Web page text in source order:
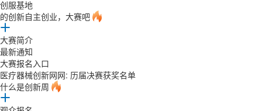
创服基地
的创新自主创业，大赛吧
大赛简介
最新通知
大赛报名入口
医疗器械创新网网: 历届决赛获奖名单
什么是创新周